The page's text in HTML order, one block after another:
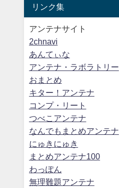
リンク集
アンテナサイト
2chnavi
あんてぃな
アンテナ・ラボラトリー
おまとめ
キター！アンテナ
コンプ・リート
つべこアンテナ
なんでもまとめアンテナ
にゅきにゅき
まとめアンテナ100
わっぽん
無理難題アンテナ